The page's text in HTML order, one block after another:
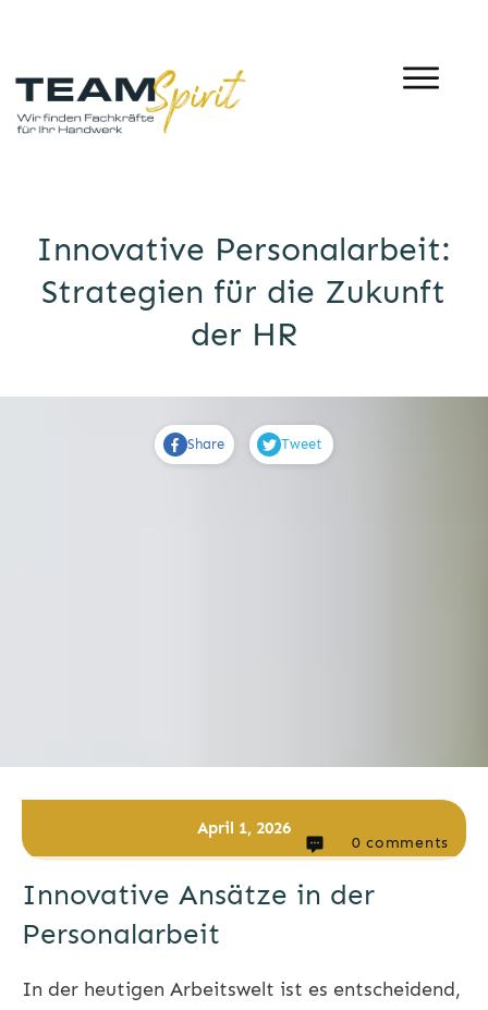
Innovative Personalarbeit:
Strategien für die Zukunft
der HR
Share Tweet
April 1, 2026
0 comments
Innovative Ansätze in der
Personalarbeit
In der heutigen Arbeitswelt ist es entscheidend,